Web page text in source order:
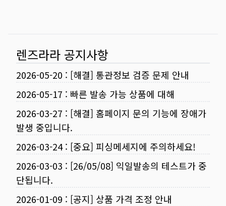
렌즈라라 공지사항
2026-05-20 : [해결] 통관정보 검증 문제 안내
2026-05-17 : 빠른 발송 가능 상품에 대해
2026-03-27 : [해결] 홈페이지 문의 기능에 장애가
발생 중입니다.
2026-03-24: [중요] 피싱메세지에 주의하세요!
2026-03-03 : [26/05/08] 익일발송의 테스트가 중
단됩니다.
2026-01-09 : [공지] 상품 가격 조정 안내